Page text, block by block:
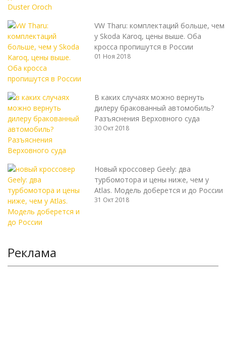
VW Tharu: комплектаций больше, чем
у Skoda Karoq, цены выше. Оба
кросса пропишутся в России
01 Ноя 2018
В каких случаях можно вернуть
дилеру бракованный автомобиль?
Разъяснения Верховного суда
30 Окт 2018
Новый кроссовер Geely: два
турбомотора и цены ниже, чем у
Atlas. Модель доберется и до России
31 Окт 2018
Реклама